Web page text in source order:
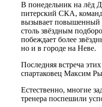
В понедельник на лёд
питерский СКА,
вызывает повышенный
столь звёздным
побеждает более
но и в городе на Неве.
Последняя встреча
спартаковец Максим
Естественно, многие
тренера поспешили